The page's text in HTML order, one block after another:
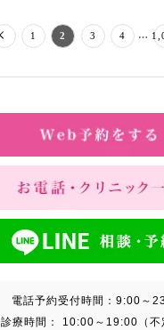
1 2 3 4 …
電話予約受付時間： 9:00～
診療時間：
10:00～19:00（不